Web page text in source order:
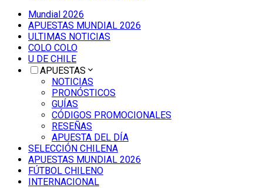
Mundial 2026
APUESTAS MUNDIAL 2026
ULTIMAS NOTICIAS
COLO COLO
U DE CHILE
APUESTAS
NOTICIAS
PRONÓSTICOS
GUÍAS
CÓDIGOS PROMOCIONALES
RESEÑAS
APUESTA DEL DÍA
SELECCIÓN CHILENA
APUESTAS MUNDIAL 2026
FÚTBOL CHILENO
INTERNACIONAL